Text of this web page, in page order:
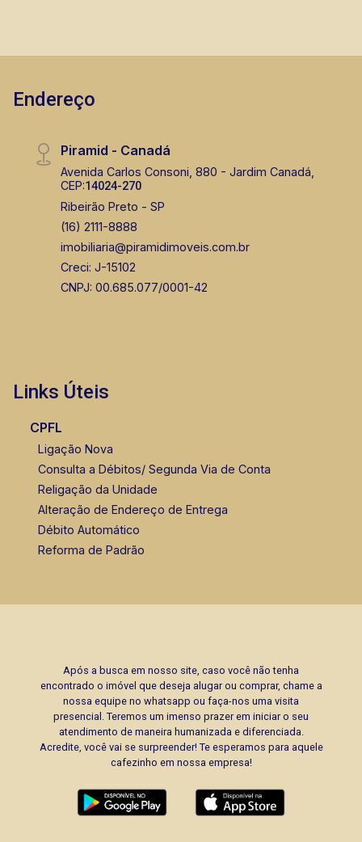
Endereço
Piramid - Canadá
Avenida Carlos Consoni, 880 - Jardim Canadá,
CEP:14024-270
Ribeirão Preto - SP
(16) 2111-8888
imobiliaria@piramidimoveis.com.br
Creci: J-15102
CNPJ: 00.685.077/0001-42
Links Úteis
CPFL
Ligação Nova
Consulta a Débitos/ Segunda Via de Conta
Religação da Unidade
Alteração de Endereço de Entrega
Débito Automático
Reforma de Padrão
Após a busca em nosso site, caso você não tenha
encontrado o imóvel que deseja alugar ou comprar, chame a
nossa equipe no whatsapp ou faça-nos uma visita
presencial. Teremos um imenso prazer em iniciar o seu
atendimento de maneira humanizada e diferenciada.
Acredite, você vai se surpreender! Te esperamos para aquele
cafezinho em nossa empresa!